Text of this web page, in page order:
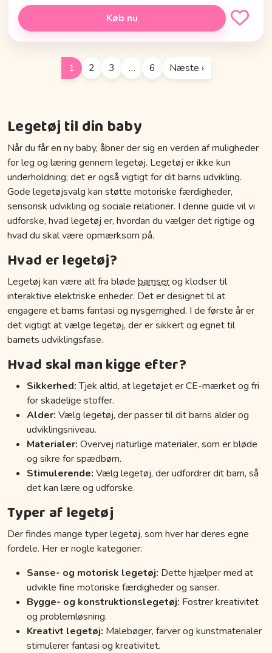
Køb nu
1 2 3 … 6 Næste ›
Legetøj til din baby
Når du får en ny baby, åbner der sig en verden af muligheder
for leg og læring gennem legetøj. Legetøj er ikke kun
underholdning; det er også vigtigt for dit barns udvikling.
Gode legetøjsvalg kan støtte motoriske færdigheder,
sensorisk udvikling og sociale relationer. I denne guide vil vi
udforske, hvad legetøj er, hvordan du vælger det rigtige og
hvad du skal være opmærksom på.
Hvad er legetøj?
Legetøj kan være alt fra bløde bamserog klodser til
interaktive elektriske enheder. Det er designet til at
engagere et barns fantasi og nysgerrighed. I de første år er
det vigtigt at vælge legetøj, der er sikkert og egnet til
barnets udviklingsfase.
Hvad skal man kigge efter?
Sikkerhed:Tjek altid, at legetøjet er CE-mærket og fri
for skadelige stoffer.
Alder: Vælg legetøj, der passer til dit barns alder og
udviklingsniveau.
Materialer: Overvej naturlige materialer, som er bløde
og sikre for spædbørn.
Stimulerende: Vælg legetøj, der udfordrer dit barn, så
det kan lære og udforske.
Typer af legetøj
Der findes mange typer legetøj, som hver har deres egne
fordele. Her er nogle kategorier:
Sanse- og motorisk legetøj: Dette hjælper med at
udvikle fine motoriske færdigheder og sanser.
Bygge- og konstruktionslegetøj: Fostrer kreativitet
og problemløsning.
Kreativt legetøj: Malebøger, farver og kunstmaterialer
stimulerer fantasi og kreativitet.